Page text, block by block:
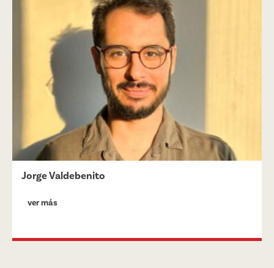
Jorge Valdebenito
ver más